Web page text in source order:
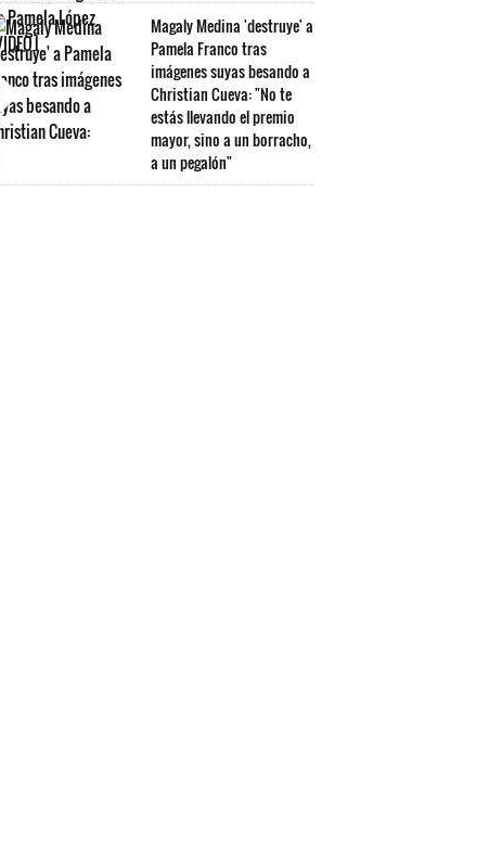
Magaly Medina 'destruye' a
Pamela Franco tras
imágenes suyas besando a
Christian Cueva: "No te
estás llevando el premio
mayor, sino a un borracho,
a un pegalón"